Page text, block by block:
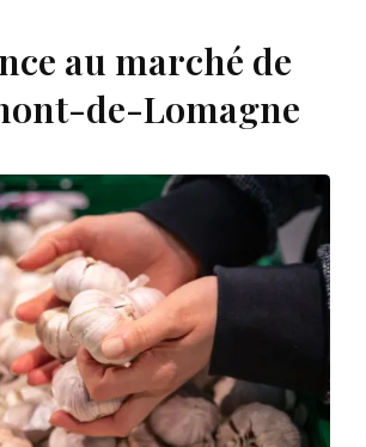
au marché de
de-Lomagne